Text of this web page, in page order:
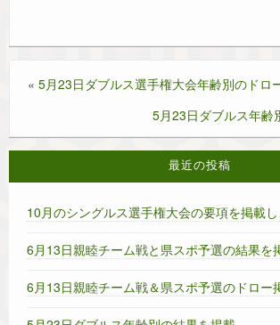
過去大会結果～2024～
過去大会結果 ～2022～
« 5月23日ダブルス選手権大会年齢別のドロ
5月23日ダブルス年齢
最近の投稿
10月のシングルス選手権大会の要項を掲載
6月13日親睦チーム戦と県スポ予選の結果を
6月13日親睦チーム戦＆県スポ予選のドロー